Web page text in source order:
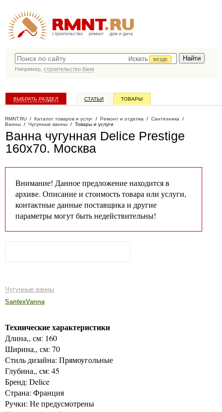
строительство ремонт дом и дача
Искать
везде
Например, строительство бани
ВЫБРАТЬ РАЗДЕЛ СТАТЬИ ТОВАРЫ
RMNT.RU / Каталог товаров и услуг / Ремонт и отделка / Сантехника /
Ванны / Чугунные ванны / Товары и услуги
Ванна чугунная Delice Prestige
160x70. Москва
Внимание! Данное предложение находится в
архиве. Описание и стоимость товара или услуги,
контактные данные поставщика и другие
параметры могут быть недействительны!
Чугунные ванны
SantexVanna
Технические характеристики
Длина,, см: 160
Ширина,, см: 70
Стиль дизайна: Прямоугольные
Глубина,, см: 45
Бренд: Delice
Страна: Франция
Ручки: Не предусмотрены